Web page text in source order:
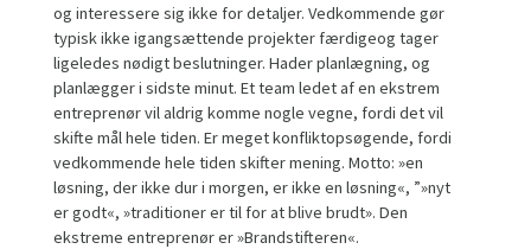
og interessere sig ikke for detaljer. Vedkommende gør
typisk ikke igangsættende projekter færdigeog tager
ligeledes nødigt beslutninger. Hader planlægning, og
planlægger i sidste minut. Et team ledet af en ekstrem
entreprenør vil aldrig komme nogle vegne, fordi det vil
skifte mål hele tiden. Er meget konfliktopsøgende, fordi
vedkommende hele tiden skifter mening. Motto: »en
løsning, der ikke dur i morgen, er ikke en løsning«, ”»nyt
er godt«, »traditioner er til for at blive brudt». Den
ekstreme entreprenør er »Brandstifteren«.